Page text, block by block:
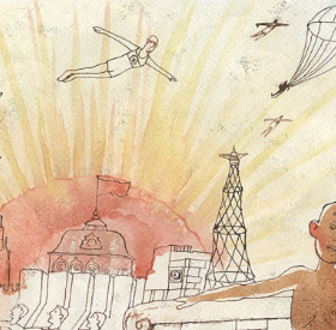
к школе" и "Подготовка к